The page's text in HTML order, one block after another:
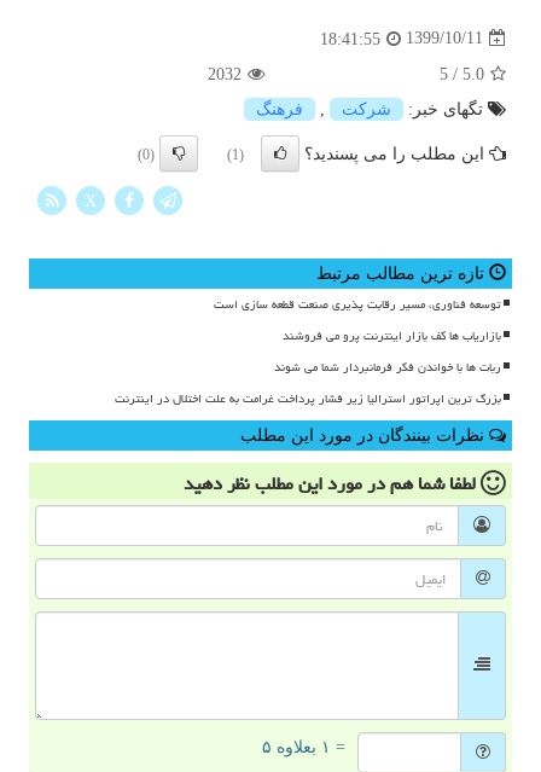
1399/10/11
18:41:55
5.0
/
5
2032
تگهای خبر:
شركت , فرهنگ
این مطلب را می پسندید؟ (1)
(0)
X
تازه ترین مطالب مرتبط
توسعه فناوری، مسیر رقابت پذیری صنعت قطعه سازی است
بازاریاب ها کف بازار اینترنت پرو می فروشند
ربات ها با خواندن فکر فرمانبردار شما می شوند
بزرگ ترین اپراتور استرالیا زیر فشار پرداخت غرامت به علت اختلال در اینترنت
نظرات بینندگان در مورد این مطلب
لطفا شما همدر مورد این مطلبنظر دهید
= ۱ بعلاوه ۵